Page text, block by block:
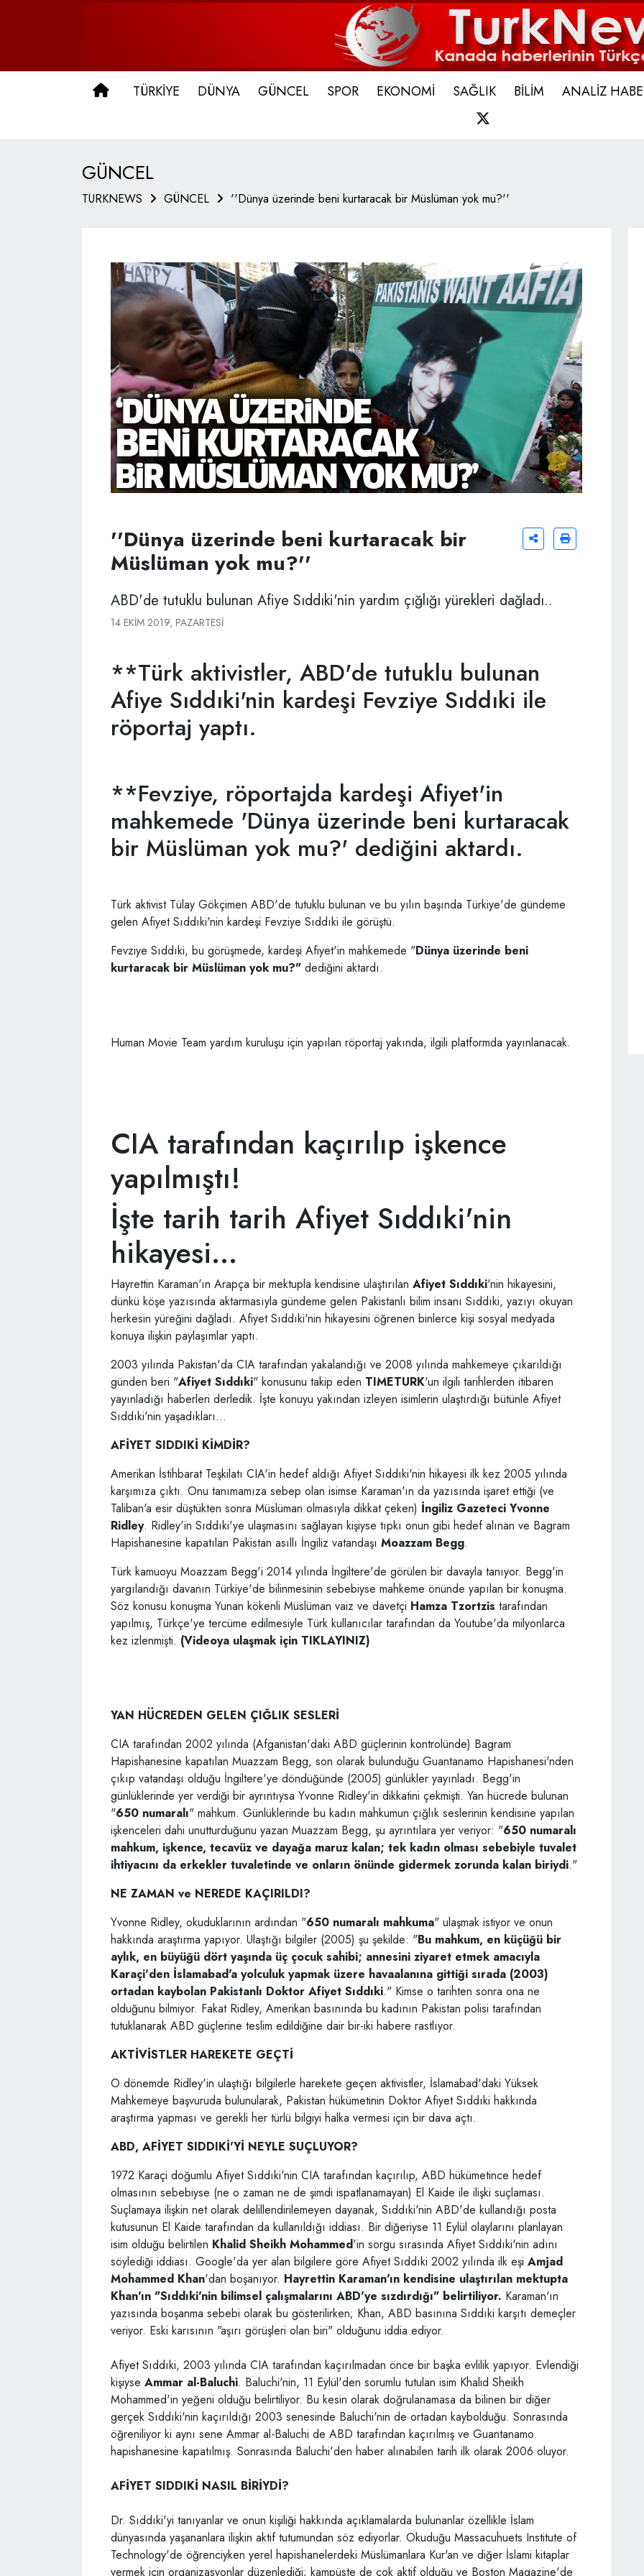
ANA SAYFA
TÜRKİYE DÜNYA GÜNCEL SPOR EKONOMİ SAĞLIK BİLİM ANALİZ
GÜNCEL
TURKNEWS GÜNCEL ''Dünya üzerinde beni kurtaracak bir Müslüman yok mu?''
''Dünya üzerinde beni kurtaracak bir
Müslüman yok mu?''
ABD'de tutuklu bulunan Afiye Sıddıki'nin yardım çığlığı yürekleri dağladı..
14 EKIM 2019, PAZARTESI
**Türk aktivistler, ABD'de tutuklu bulunan
Afiye Sıddıki'nin kardeşi Fevziye Sıddıki ile
röportaj yaptı.
**Fevziye, röportajda kardeşi Afiyet'in
mahkemede 'Dünya üzerinde beni kurtaracak
bir Müslüman yok mu?' dediğini aktardı.
Türk aktivist Tülay Gökçimen ABD'de tutuklu bulunan ve bu yılın başında Türkiye'de gündeme
gelen Afiyet Sıddıki'nin kardeşi Fevziye Sıddıki ile görüştü.
Fevziye Sıddıki, bu görüşmede, kardeşi Afiyet'in mahkemede "Dünya üzerinde beni
kurtaracak bir Müslüman yok mu?" dediğini aktardı.
Human Movie Team yardım kuruluşu için yapılan röportaj yakında, ilgili platformda yayınlanacak.
CIA tarafından kaçırılıp işkence
yapılmıştı!
İşte tarih tarih Afiyet Sıddıki'nin
hikayesi...
Hayrettin Karaman'ın Arapça bir mektupla kendisine ulaştırılan Afiyet Sıddıki'nin hikayesini,
dünkü köşe yazısında aktarmasıyla gündeme gelen Pakistanlı bilim insanı Sıddıki, yazıyı okuyan
herkesin yüreğini dağladı. Afiyet Sıddıki'nin hikayesini öğrenen binlerce kişi sosyal medyada
konuya ilişkin paylaşımlar yaptı.
2003 yılında Pakistan'da CIA tarafından yakalandığı ve 2008 yılında mahkemeye çıkarıldığı
günden beri "Afiyet Sıddıki" konusunu takip eden TIMETURK'un ilgili tarihlerden itibaren
yayınladığı haberleri derledik. İşte konuyu yakından izleyen isimlerin ulaştırdığı bütünle Afiyet
Sıddıki'nin yaşadıkları...
AFİYET SIDDIKİ KİMDİR?
Amerikan İstihbarat Teşkilatı CIA'in hedef aldığı Afiyet Sıddıki'nin hikayesi ilk kez 2005 yılında
karşımıza çıktı. Onu tanımamıza sebep olan isimse Karaman'ın da yazısında işaret ettiği (ve
Taliban'a esir düştükten sonra Müslüman olmasıyla dikkat çeken) İngiliz Gazeteci Yvonne
Ridley. Ridley'in Sıddıki'ye ulaşmasını sağlayan kişiyse tıpkı onun gibi hedef alınan ve Bagram
Hapishanesine kapatılan Pakistan asıllı İngiliz vatandaşı Moazzam Begg.
Türk kamuoyu Moazzam Begg'i 2014 yılında İngiltere'de görülen bir davayla tanıyor. Begg'in
yargılandığı davanın Türkiye'de bilinmesinin sebebiyse mahkeme önünde yapılan bir konuşma.
Söz konusu konuşma Yunan kökenli Müslüman vaiz ve davetçi Hamza Tzortzis tarafından
yapılmış, Türkçe'ye tercüme edilmesiyle Türk kullanıcılar tarafından da Youtube'da milyonlarca
kez izlenmişti. (Videoya ulaşmak için TIKLAYINIZ)
YAN HÜCREDEN GELEN ÇIĞLIK SESLERİ
CIA tarafından 2002 yılında (Afganistan'daki ABD güçlerinin kontrolünde) Bagram
Hapishanesine kapatılan Muazzam Begg, son olarak bulunduğu Guantanamo Hapishanesi'nden
çıkıp vatandaşı olduğu İngiltere'ye döndüğünde (2005) günlükler yayınladı. Begg'in
günlüklerinde yer verdiği bir ayrıntıysa Yvonne Ridley'in dikkatini çekmişti. Yan hücrede bulunan
"650 numaralı" mahkum. Günlüklerinde bu kadın mahkumun çığlık seslerinin kendisine yapılan
işkenceleri dahi unutturduğunu yazan Muazzam Begg, şu ayrıntılara yer veriyor: "650 numaralı
mahkum, işkence, tecavüz ve dayağa maruz kalan; tek kadın olması sebebiyle tuvalet
ihtiyacını da erkekler tuvaletinde ve onların önünde gidermek zorunda kalan biriydi."
NE ZAMAN ve NEREDE KAÇIRILDI?
Yvonne Ridley, okuduklarının ardından "650 numaralı mahkuma" ulaşmak istiyor ve onun
hakkında araştırma yapıyor. Ulaştığı bilgiler (2005) şu şekilde: "Bu mahkum, en küçüğü bir
aylık, en büyüğü dört yaşında üç çocuk sahibi; annesini ziyaret etmek amacıyla
Karaçi'den İslamabad'a yolculuk yapmak üzere havaalanına gittiği sırada (2003)
ortadan kaybolan Pakistanlı Doktor Afiyet Sıddıki." Kimse o tarihten sonra ona ne
olduğunu bilmiyor. Fakat Ridley, Amerikan basınında bu kadının Pakistan polisi tarafından
tutuklanarak ABD güçlerine teslim edildiğine dair bir-iki habere rastlıyor.
AKTİVİSTLER HAREKETE GEÇTİ
O dönemde Ridley'in ulaştığı bilgilerle harekete geçen aktivistler, İslamabad'daki Yüksek
Mahkemeye başvuruda bulunularak, Pakistan hükümetinin Doktor Afiyet Sıddıki hakkında
araştırma yapması ve gerekli her türlü bilgiyi halka vermesi için bir dava açtı.
ABD, AFİYET SIDDIKİ'Yİ NEYLE SUÇLUYOR?
1972 Karaçi doğumlu Afiyet Sıddıki'nin CIA tarafından kaçırılıp, ABD hükümetince hedef
olmasının sebebiyse (ne o zaman ne de şimdi ispatlanamayan) El Kaide ile ilişki suçlaması.
Suçlamaya ilişkin net olarak delillendirilemeyen dayanak, Sıddıki'nin ABD'de kullandığı posta
kutusunun El Kaide tarafından da kullanıldığı iddiası. Bir diğeriyse 11 Eylül olaylarını planlayan
isim olduğu belirtilen Khalid Sheikh Mohammed'in sorgu sırasında Afiyet Sıddıki'nin adını
söylediği iddiası. Google'da yer alan bilgilere göre Afiyet Sıddıki 2002 yılında ilk eşi Amjad
Mohammed Khan'dan boşanıyor. Hayrettin Karaman'ın kendisine ulaştırılan mektupta
Khan'ın "Sıddıki'nin bilimsel çalışmalarını ABD'ye sızdırdığı" belirtiliyor. Karaman'ın
yazısında boşanma sebebi olarak bu gösterilirken; Khan, ABD basınına Sıddıki karşıtı demeçler
veriyor. Eski karısının "aşırı görüşleri olan biri" olduğunu iddia ediyor.
Afiyet Sıddıki, 2003 yılında CIA tarafından kaçırılmadan önce bir başka evlilik yapıyor. Evlendiği
kişiyse Ammar al-Baluchi. Baluchi'nin, 11 Eylül'den sorumlu tutulan isim Khalid Sheikh
Mohammed'in yeğeni olduğu belirtiliyor. Bu kesin olarak doğrulanamasa da bilinen bir diğer
gerçek Sıddıki'nin kaçırıldığı 2003 senesinde Baluchi'nin de ortadan kaybolduğu. Sonrasında
öğreniliyor ki aynı sene Ammar al-Baluchi de ABD tarafından kaçırılmış ve Guantanamo
hapishanesine kapatılmış. Sonrasında Baluchi'den haber alınabilen tarih ilk olarak 2006 oluyor.
AFİYET SIDDIKİ NASIL BİRİYDİ?
Dr. Sıddıki'yi tanıyanlar ve onun kişiliği hakkında açıklamalarda bulunanlar özellikle İslam
dünyasında yaşananlara ilişkin aktif tutumundan söz ediyorlar. Okuduğu Massacuhuets Institute of
Technology'de öğrenciyken yerel hapishanelerdeki Müslümanlara Kur'an ve diğer İslami kitaplar
vermek için organizasyonlar düzenlediği; kampüste de çok aktif olduğu ve Boston Magazine'de